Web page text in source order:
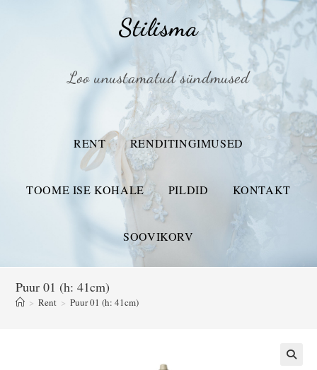
Stilisma
Loo unustamatud sündmused
RENT RENDITINGIMUSED
TOOME ISE KOHALE PILDID KONTAKT
SOOVIKORV
Puur 01 (h: 41cm)
> Rent > Puur 01 (h: 41cm)